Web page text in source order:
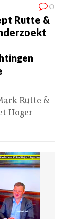
0
Rutte &
Rutte &
Hoger